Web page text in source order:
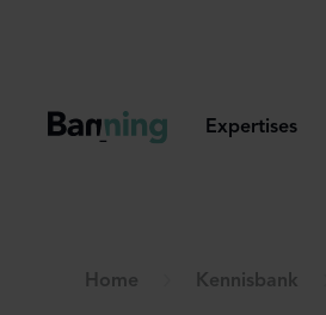
Expertises
Home Kennisbank